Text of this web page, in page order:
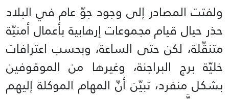
ولفتت المصادر إلى وجود جوّ عام في البلاد
حذر حيال قيام مجموعات إرهابية بأعمال أمنيّة
متنقّلة، لكن حتى الساعة، وبحسب اعترافات
خليّة برج البراجنة، وغيرها من الموقوفين
بشكل منفرد، تبيّن أنّ المهام الموكلة إليهم